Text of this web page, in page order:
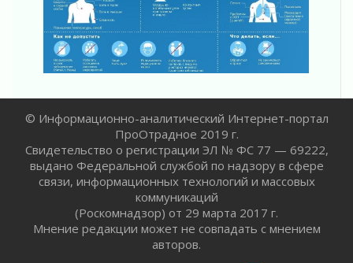
Готовность №1
02 августа 2026
Километровые столбы «Дороги жизни»
отправили на реставрацию
операторов БПЛА
В Ивангороде появилась «Избушка-
воробушка»
02 августа 2026
Юхла, мука, кантеле и Водяной
01 августа 2026
Лето катится с горки
© Информационно-аналитический Интернет-портал
ПроОтрадное 2019 г.
Свидетельство о регистрации ЭЛ № ФС 77 — 69222,
выдано Федеральной службой по надзору в сфере
связи, информационных технологий и массовых
коммуникаций
(Роскомнадзор) от 29 марта 2017 г.
Мнение редакции может не совпадать с мнением
авторов.